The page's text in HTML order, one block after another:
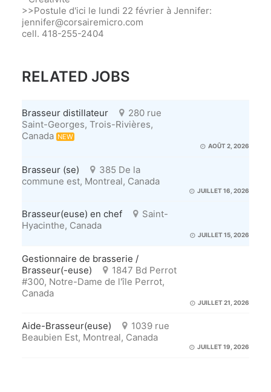
>>Postule d'ici le lundi 22 février à Jennifer:
jennifer@corsairemicro.com
cell. 418-255-2404
RELATED JOBS
Brasseur distillateur
280 rue
Saint-Georges, Trois-Rivières,
Canada NEW
AOÛT 2, 2026
Brasseur (se)
385 De la
commune est, Montreal, Canada
JUILLET 16, 2026
Brasseur(euse) en chef
Saint-
Hyacinthe, Canada
JUILLET 15, 2026
Gestionnaire de brasserie /
Brasseur(-euse)
1847 Bd Perrot
#300, Notre-Dame de l'île Perrot,
Canada
JUILLET 21, 2026
Aide-Brasseur(euse)
1039 rue
Beaubien Est, Montreal, Canada
JUILLET 19, 2026